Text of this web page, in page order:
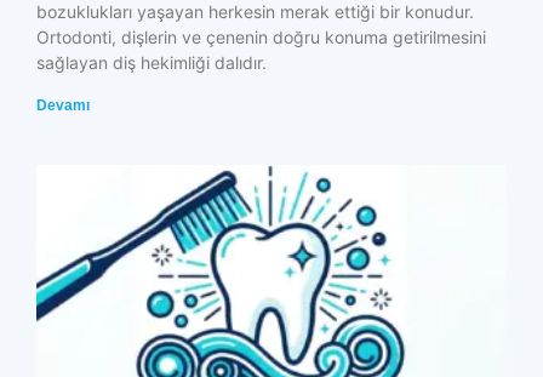
bozuklukları yaşayan herkesin merak ettiği bir konudur.
Ortodonti, dişlerin ve çenenin doğru konuma getirilmesini
sağlayan diş hekimliği dalıdır.
Devamı